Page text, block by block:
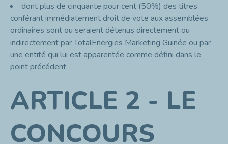
dont plus de cinquante pour cent (50%) des titres
conférant immédiatement droit de vote aux assemblées
ordinaires sont ou seraient détenus directement ou
indirectement par TotalEnergies Marketing Guinée ou par
une entité qui lui est apparentée comme défini dans le
point précédent.
ARTICLE 2 - LE
CONCOURS